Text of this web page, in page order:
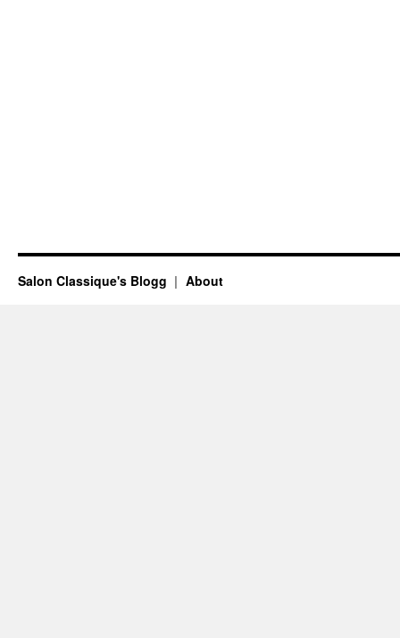
Salon Classique's Blogg About